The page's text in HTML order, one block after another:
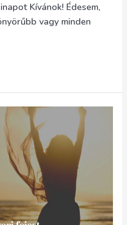
Kívánok! Édesem,
vagy minden